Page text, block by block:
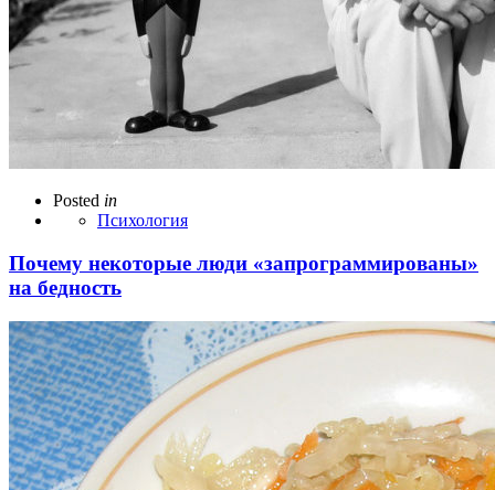
Posted in
Психология
Почему некоторые люди «запрограммированы»
на бедность